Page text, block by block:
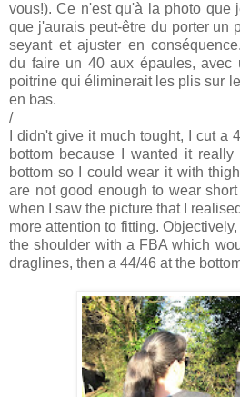
vous!). Ce n'est qu'à la photo que
que j'aurais peut-être du porter un
seyant et ajuster en
du faire un 40 aux épaules, avec
poitrine qui éliminerait les plis sur
en bas.
/
I didn't give it much tought, I cut a
bottom because I wanted it
bottom so I could wear it with
are not good enough to wear
when I saw the picture that I
more attention to fitting.
the shoulder with a FBA which
draglines, then a 44/46 at the